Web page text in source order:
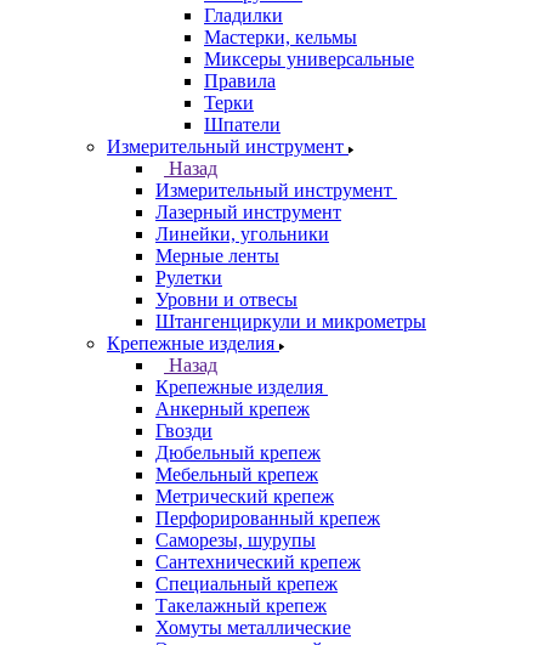
Гладилки
Мастерки, кельмы
Миксеры универсальные
Правила
Терки
Шпатели
Измерительный инструмент
Назад
Измерительный инструмент
Лазерный инструмент
Линейки, угольники
Мерные ленты
Рулетки
Уровни и отвесы
Штангенциркули и микрометры
Крепежные изделия
Назад
Крепежные изделия
Анкерный крепеж
Гвозди
Дюбельный крепеж
Мебельный крепеж
Метрический крепеж
Перфорированный крепеж
Саморезы, шурупы
Сантехнический крепеж
Специальный крепеж
Такелажный крепеж
Хомуты металлические